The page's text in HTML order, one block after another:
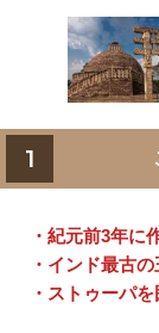
1
・紀元前3年に
・インド最古
・ストゥーパ